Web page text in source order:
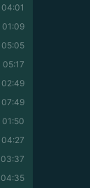
04:01
01:09
05:05
05:17
02:49
07:49
01:50
04:27
03:37
04:35